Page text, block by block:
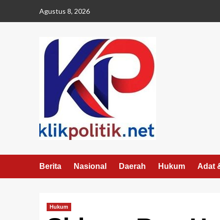
Agustus 8, 2026
Berita Nasional Daerah Hukum Adat
Hukum